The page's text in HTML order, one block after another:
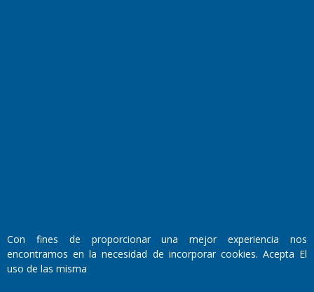
Propietario: El Diario SRL
Director Periodístico:
Walter René Goñi
Con fines de proporcionar una mejor experiencia nos
encontramos en la necesidad de incorporar cookies. Acepta El
uso de las misma